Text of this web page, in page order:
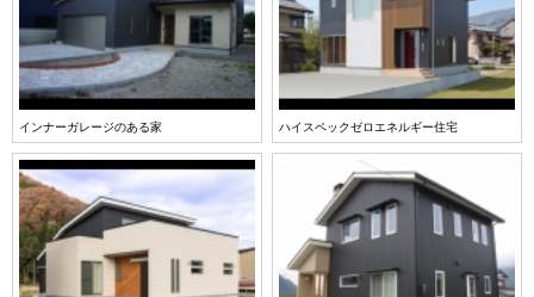
インナーガレージのある家 ハイスペックゼロエネルギー住宅